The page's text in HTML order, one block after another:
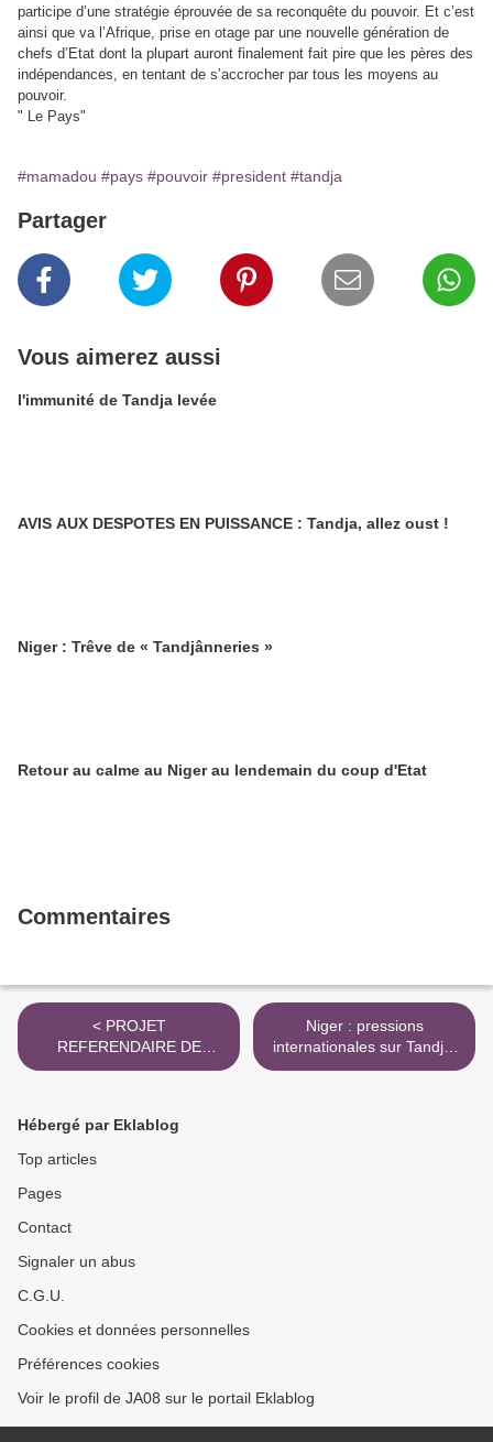
participe d’une stratégie éprouvée de sa reconquête du pouvoir. Et c’est
ainsi que va l’Afrique, prise en otage par une nouvelle génération de
chefs d’Etat dont la plupart auront finalement fait pire que les pères des
indépendances, en tentant de s’accrocher par tous les moyens au
pouvoir.
" Le Pays"
#mamadou #pays #pouvoir #president #tandja
Partager
Vous aimerez aussi
l'immunité de Tandja levée
AVIS AUX DESPOTES EN PUISSANCE : Tandja, allez oust !
Niger : Trêve de « Tandjânneries »
Retour au calme au Niger au lendemain du coup d'Etat
Commentaires
< PROJET
REFERENDAIRE DE
TANDJA : Après les
Niger : pressions
internationales sur Tandja,
le Général nigérian
Hébergé par Eklablog
Top articles
Pages
Contact
Signaler un abus
C.G.U.
Cookies et données personnelles
Préférences cookies
Voir le profil de JA08 sur le portail Eklablog